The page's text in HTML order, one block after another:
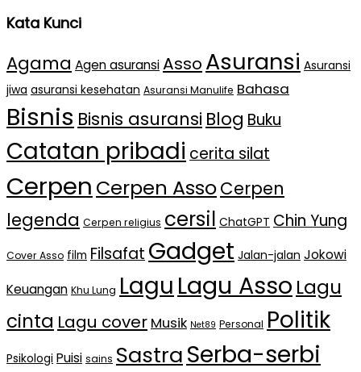
Kata Kunci
Agama Agen asuransiAsso Asuransi Asuransi
jiwa asuransi kesehatan Asuransi Manulife Bahasa
Bisnis Bisnis asuransi Blog Buku
Catatan pribadi cerita silat
Cerpen Cerpen AssoCerpen
legenda Cerpen religius cersil ChatGPT Chin Yung
Cover Asso film Filsafat Gadget Jalan-jalan Jokowi
Keuangan Khu Lung Lagu Lagu Asso Lagu
cinta Lagu cover Musik Net89 Personal Politik
Psikologi Puisi sains SastraSerba-serbi